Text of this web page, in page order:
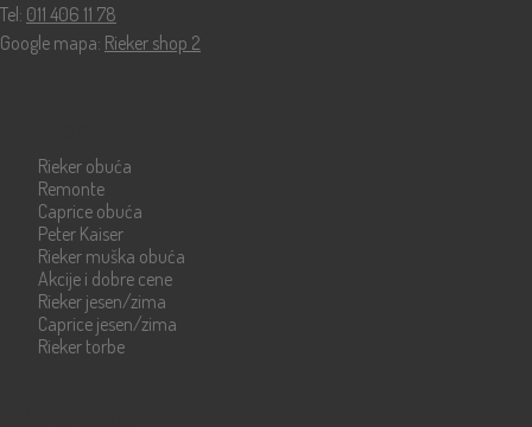
Tel: 011 406 11 78
Google mapa: Rieker shop 2
Rieker obuća
Remonte
Caprice obuća
Peter Kaiser
Rieker muška obuća
Akcije i dobre cene
Rieker jesen/zima
Caprice jesen/zima
Rieker torbe